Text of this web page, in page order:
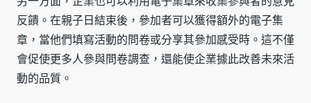
反饋。在親子日結束後，參加者可以獲得額外的電子集
章，當他們填寫活動的問卷或分享其參加感受時。這不僅
會促使更多人參與問卷調查，還能使企業據此改善未來活
動的品質。